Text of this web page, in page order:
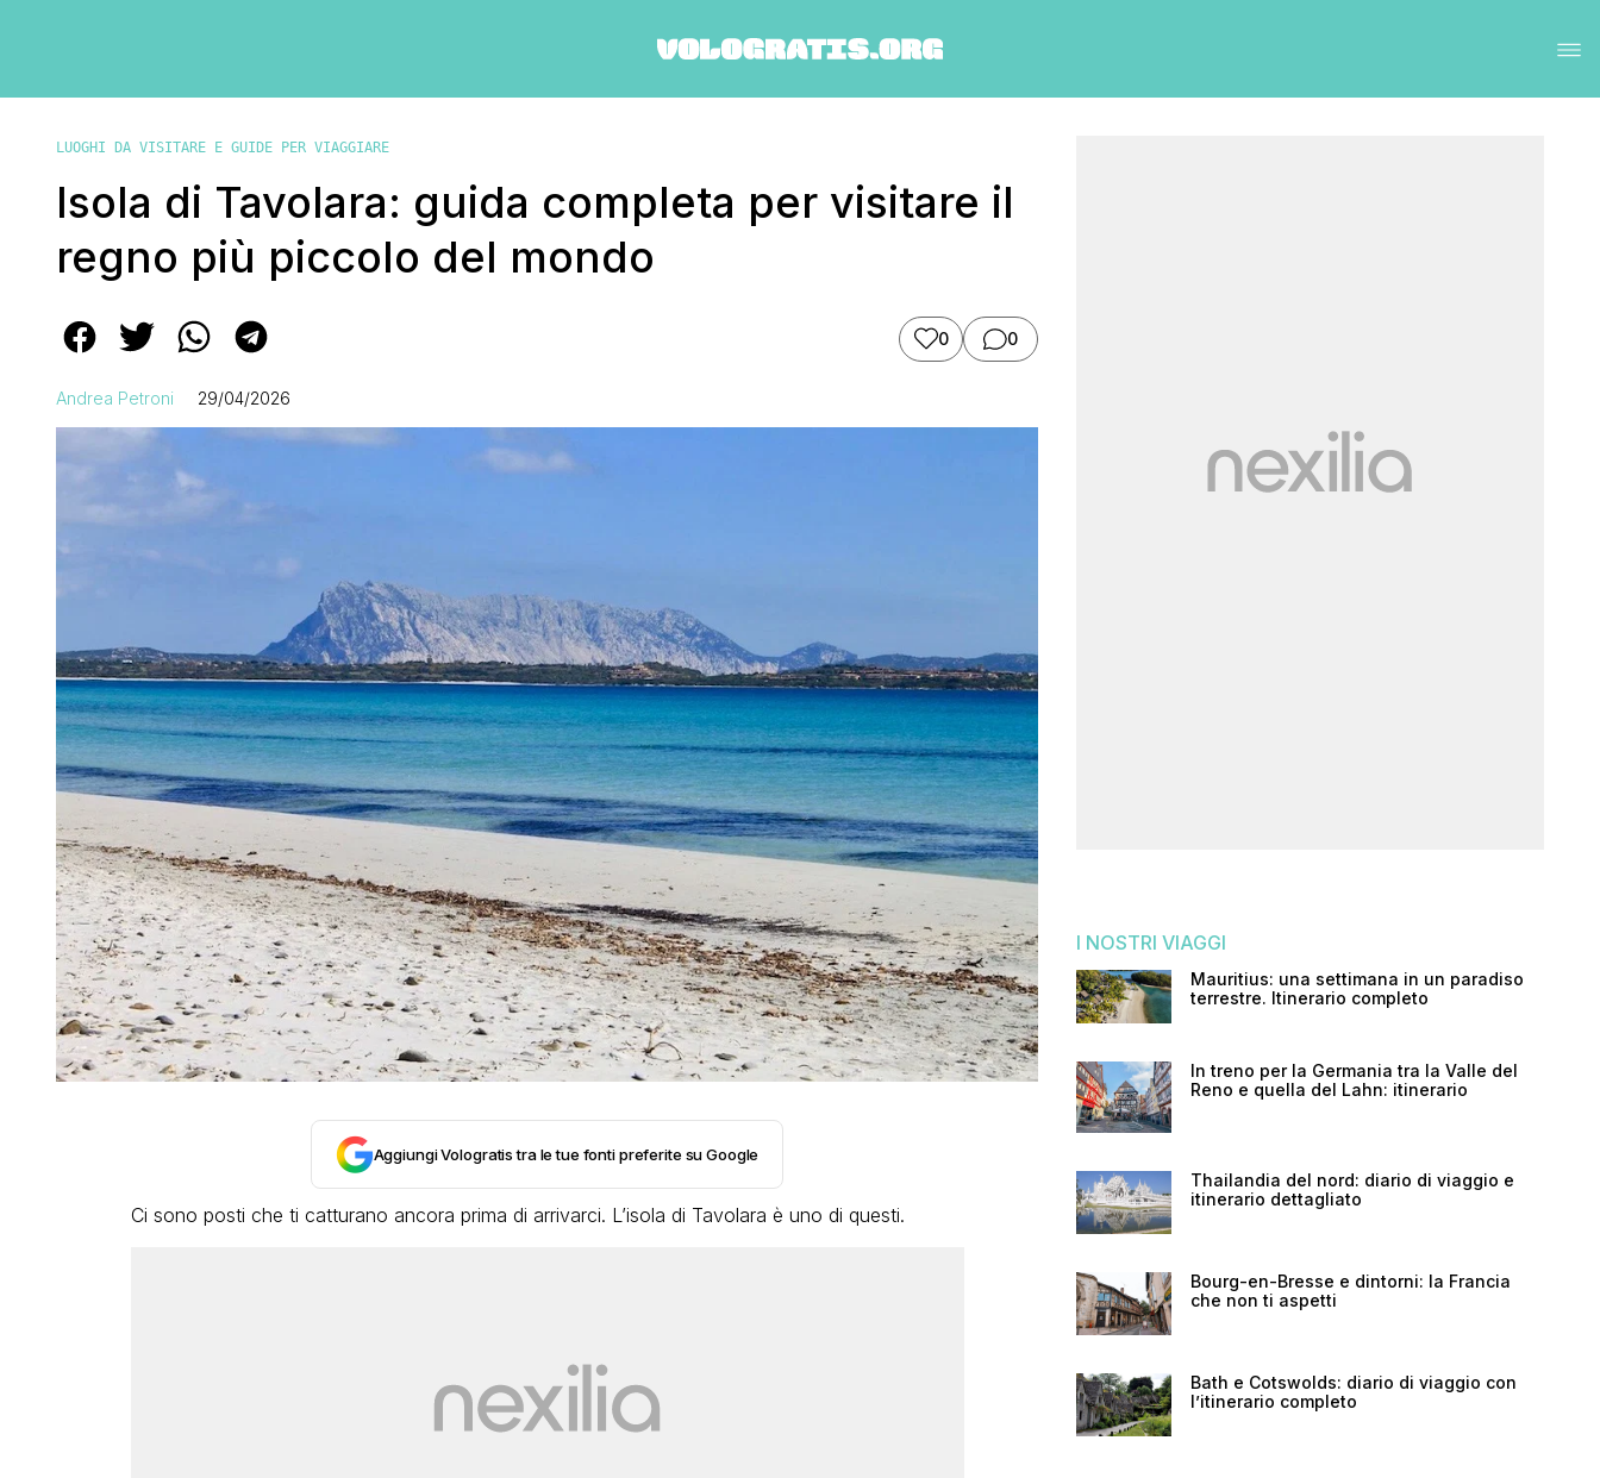
LUOGHI DA VISITARE E GUIDE PER VIAGGIARE
Isola di Tavolara: guida completa per visitare il
regno più piccolo del mondo
0 0
Andrea Petroni 29/04/2026
Aggiungi Vologratis tra le tue fonti preferite su Google
Ci sono posti che ti catturano ancora prima di arrivarci. L’isola di Tavolara è uno di questi.
I NOSTRI VIAGGI
Mauritius: una settimana in un paradiso
terrestre. Itinerario completo
In treno per la Germania tra la Valle del
Reno e quella del Lahn: itinerario
Thailandia del nord: diario di viaggio e
itinerario dettagliato
Bourg-en-Bresse e dintorni: la Francia
che non ti aspetti
Bath e Cotswolds: diario di viaggio con
l’itinerario completo